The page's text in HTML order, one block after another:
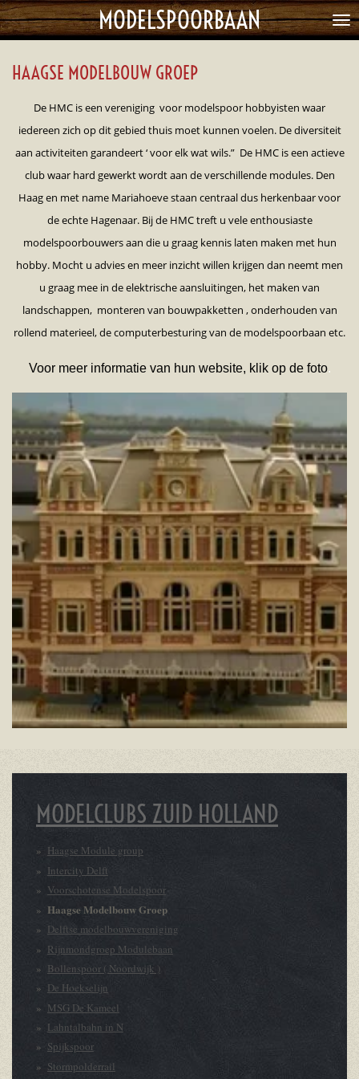
Ga
direct
de
MODELSPOORBAAN
HAAGSE MODELBOUW GROEP
De HMC is een vereniging voor modelspoor hobbyisten waar
iedereen zich op dit gebied thuis moet kunnen voelen. De diversiteit
aan activiteiten garandeert ‘ voor elk wat wils.” De HMC is een actieve
club waar hard gewerkt wordt aan de verschillende modules. Den
Haag en met name Mariahoeve staan centraal dus herkenbaar voor
de echte Hagenaar. Bij de HMC treft u vele enthousiaste
modelspoorbouwers aan die u graag kennis laten maken met hun
hobby. Mocht u advies en meer inzicht willen krijgen dan neemt men
u graag mee in de elektrische aansluitingen, het maken van
landschappen, monteren van bouwpakketten , onderhouden van
rollend materieel, de computerbesturing van de modelspoorbaan etc.
Voor meer informatie van hun website, klik op de foto.
MODELCLUBS ZUID HOLLAND
Haagse Module group
Intercity Delft
Voorschotense Modelspoor
Haagse Modelbouw Groep
Delftse modelbouwvereniging
Rijnmondgroep Modulebaan
Bollenspoor ( Noordwijk )
De Hoekselijn
MSG De Kameel
Lahntalbahn in N
Spijkspoor
Stormpolderrail